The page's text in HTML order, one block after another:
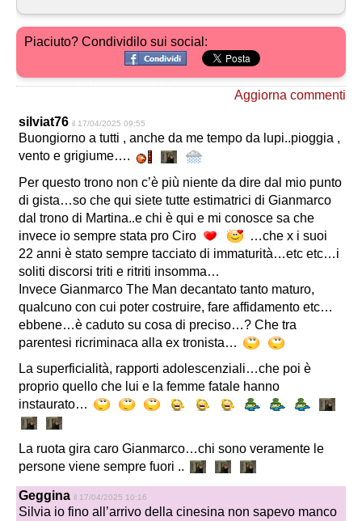
Piaciuto? Condividilo sui social:
Aggiorna commenti
silviat76 il 17/04/2025 09:55
Buongiorno a tutti , anche da me tempo da lupi..pioggia ,
vento e grigiume….
Per questo trono non c’è più niente da dire dal mio punto
di gista…so che qui siete tutte estimatrici di Gianmarco
dal trono di Martina..e chi è qui e mi conosce sa che
invece io sempre stata pro Ciro
…che x i suoi
22 anni è stato sempre tacciato di immaturità…etc etc…i
soliti discorsi triti e ritriti insomma…
Invece Gianmarco The Man decantato tanto maturo,
qualcuno con cui poter costruire, fare affidamento etc…
ebbene…è caduto su cosa di preciso…? Che tra
parentesi ricriminaca alla ex tronista…
La superficialità, rapporti adolescenziali…che poi è
proprio quello che lui e la femme fatale hanno
instaurato…
La ruota gira caro Gianmarco…chi sono veramente le
persone viene sempre fuori ..
Geggina il 17/04/2025 10:16
Silvia io fino all’arrivo della cinesina non sapevo manco